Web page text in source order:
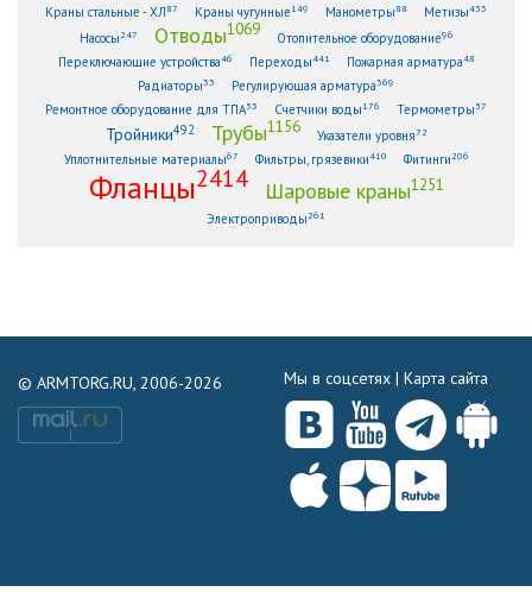
Краны стальные - ХЛ87 Краны чугунные149 Манометры88 Метизы433
Насосы 247 Отводы1069 Отопительное оборудование96
Переключающие устройства46 Переходы441 Пожарная арматура48
Радиаторы33 Регулирующая арматура369
Ремонтное оборудование для ТПА53 Счетчики воды176 Термометры 57
Тройники492 Трубы1156 Указатели уровня72
Уплотнительные материалы67 Фильтры, грязевики410 Фитинги 206
Фланцы2414 Шаровые краны1251
Электроприводы 261
© ARMTORG.RU, 2006-2026 Мы в соцсетях | Карта сайта